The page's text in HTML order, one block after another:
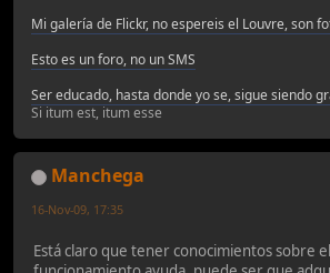
Mi galería de Flickr, no espereis el Louvre, son
Esto es un foro, no un SMS
Ser educado, hasta donde yo se, sigue siendo
Si itum est, itum esse
Manchega
16-Nov-09, 17:35
Está claro que tener conocimientos sobre